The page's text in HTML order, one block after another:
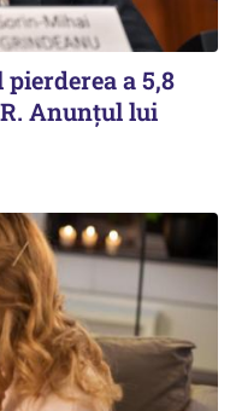
a 5,8
Anunțul lui